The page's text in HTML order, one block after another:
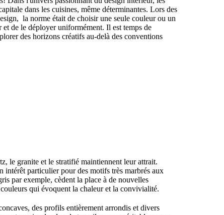
dans les cuisines, même déterminantes. Lors des
la norme était de choisir une seule couleur ou un
de le déployer uniformément. Il est temps de
des horizons créatifs au-delà des conventions
le granite et le stratifié maintiennent leur attrait.
intérêt particulier pour des motifs très marbrés aux
par exemple, cèdent la place à de nouvelles
qui évoquent la chaleur et la convivialité.
des profils entièrement arrondis et divers